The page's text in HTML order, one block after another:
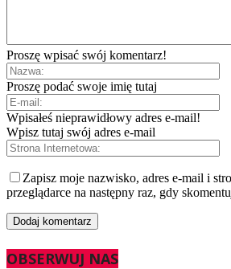
Proszę wpisać swój komentarz!
Proszę podać swoje imię tutaj
Wpisałeś nieprawidłowy adres e-mail!
Wpisz tutaj swój adres e-mail
Zapisz moje nazwisko, adres e-mail i
przeglądarce na następny raz, gdy
OBSERWUJ NAS